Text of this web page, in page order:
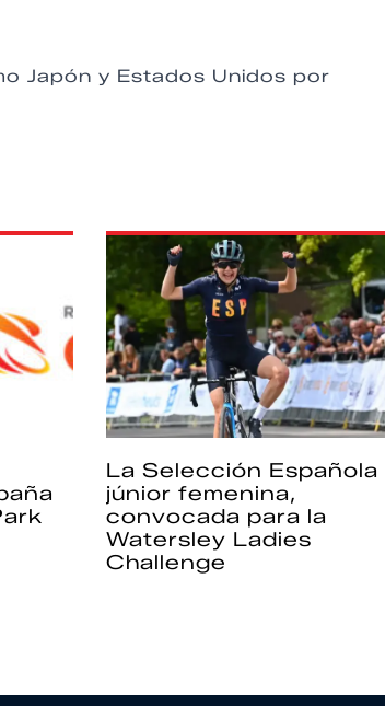
Japón y Estados Unidos por
La Selección Española
júnior femenina,
convocada para la
Watersley Ladies
Challenge